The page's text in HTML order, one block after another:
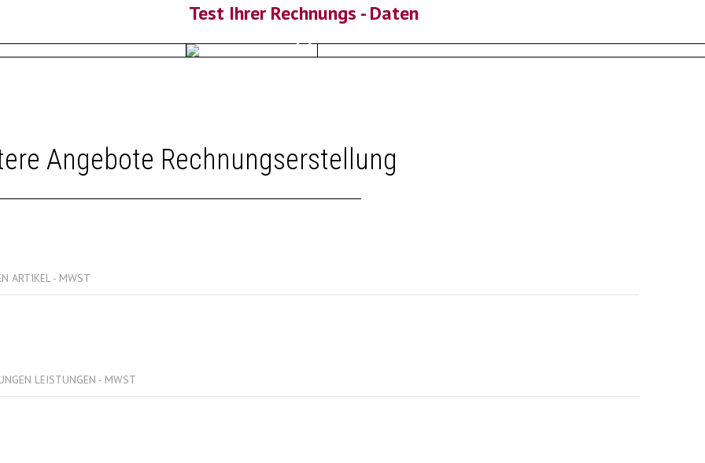
Test Ihrer Rechnungs - Daten
Angebote Rechnungserstellung
ARTIKEL - MWST
LEISTUNGEN - MWST